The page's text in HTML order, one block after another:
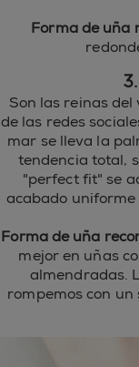
Forma de uña
3.
Son las reinas
de las redes
mar se lleva la
tendencia total,
"perfect fit" se
acabado
Forma de uña
mejor en uñas
almendradas.
rompemos con